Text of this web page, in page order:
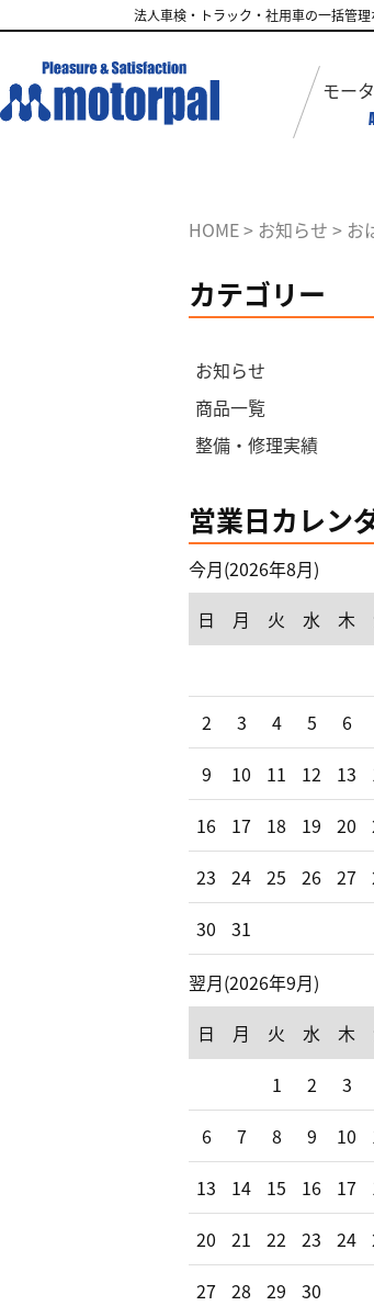
法人車検・トラック・社用車の一括管
モー
HOME> お知らせ > お
カテゴリー
お知らせ
商品一覧
整備・修理実績
営業日カレン
今月(2026年8月)
日
月 火 水 木
2
3 4 5 6
9
10 11 12 13
16
17 18 19 20
23
24 25 26 27
30
31
翌月(2026年9月)
日
月 火 水 木
1
2 3
6
7 8 9 10
13
14 15 16 17
20
21 22 23 24
27 28 29 30